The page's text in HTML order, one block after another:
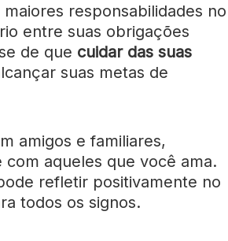
responsabilidades no
entre suas obrigações
de que cuidar das suas
suas metas de
amigos e familiares,
aqueles que você ama.
refletir positivamente no
todos os signos.